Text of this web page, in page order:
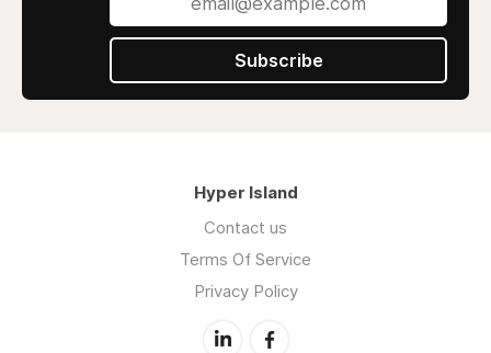
Subscribe
Hyper Island
Contact us
Terms Of Service
Privacy Policy